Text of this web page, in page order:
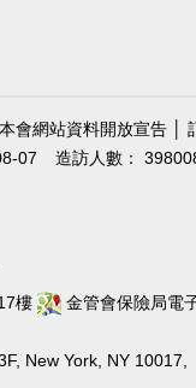
本會網站資料開放宣告
造訪人數：
07
樓
金管會保險局電
New York, NY 10017,